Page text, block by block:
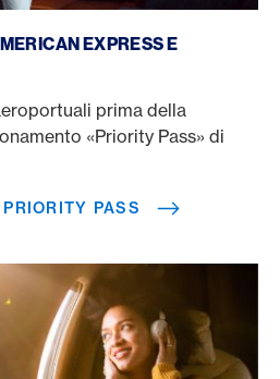
EXPRESS E
prima della
«Priority Pass» di
PASS